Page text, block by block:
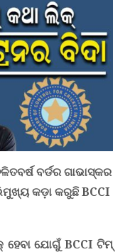
ବର୍ଡର ଗାଭାସ୍କର
କଡ଼ା କରୁଛିBCCI
ହେବା ଯୋଗୁଁBCCI ଟିମ୍